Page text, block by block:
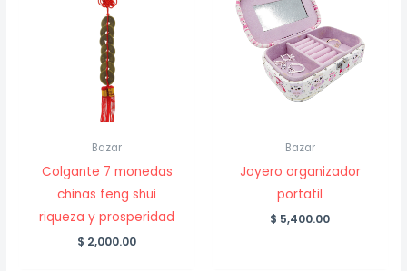
Bazar
Colgante 7 monedas
chinas feng shui
riqueza y prosperidad
$ 2,000.00
Bazar
Joyero organizador
portatil
$ 5,400.00